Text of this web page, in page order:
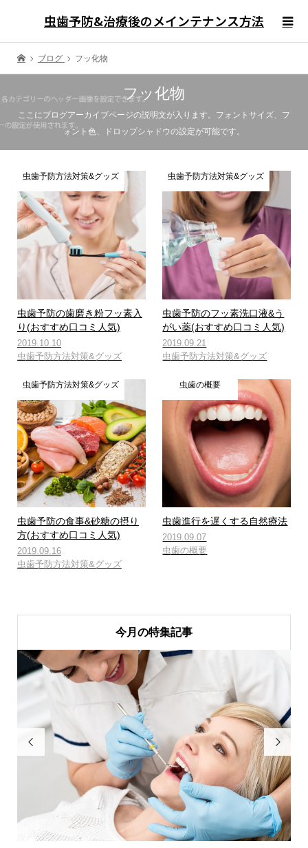
虫歯予防&治療後のメインテナンス方法
ブログ フッ化物
フッ化物
ここにブログアーカイブページの説明文が入ります。フォントサイズ、フ
ォント色、ドロップシャドウの設定が可能です。
虫歯予防方法対策&グッズ
虫歯予防の歯磨き粉フッ素入
り(おすすめ口コミ人気)
2019.10.10
虫歯予防方法対策&グッズ
虫歯予防方法対策&グッズ
虫歯予防のフッ素洗口液&う
がい薬(おすすめ口コミ人気)
2019.09.21
虫歯予防方法対策&グッズ
虫歯予防方法対策&グッズ
虫歯予防の食事&砂糖の摂り
方(おすすめ口コミ人気)
2019.09.16
虫歯予防方法対策&グッズ
虫歯の概要
虫歯進行を遅くする自然療法
2019.09.07
虫歯の概要
今月の特集記事
 